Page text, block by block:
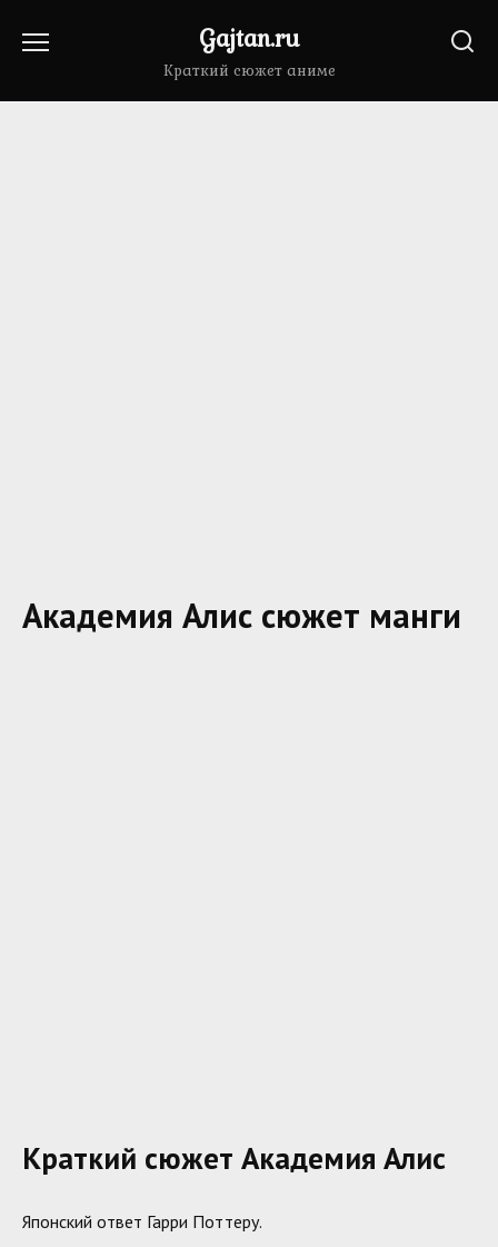
Gajtan.ru
Краткий сюжет аниме
Академия Алис сюжет манги
Краткий сюжет Академия Алис
Японский ответ Гарри Поттеру.